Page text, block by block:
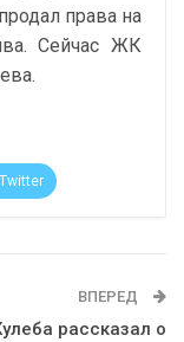
права на
Сейчас ЖК
Twitter
ВПЕРЕД
рассказал о